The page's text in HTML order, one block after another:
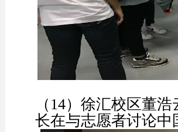
（14）徐汇校区董
长在与志愿者讨论中